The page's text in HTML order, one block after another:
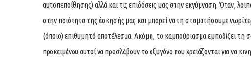
αυτοπεποίθησης) αλλά και τις επιδόσεις μας στην εκγύμναση. Όταν,
στην ποιότητα της άσκησής μας και μπορεί να τη σταματήσουμε
(όποιο) επιθυμητό αποτέλεσμα. Ακόμη, το καμπούριασμα εμποδίζει τη
προκειμένου αυτοί να προσλάβουν το οξυγόνο που χρειάζονται για να